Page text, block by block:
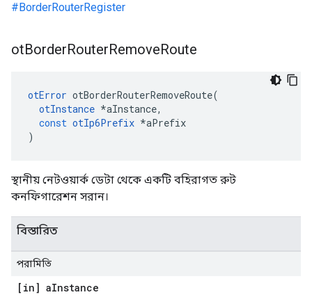
#BorderRouterRegister
otBorderRouterRemoveRoute
otError otBorderRouterRemoveRoute(
otInstance *aInstance,
const otIp6Prefix *aPrefix
)
স্থানীয় নেটওয়ার্ক ডেটা থেকে একটি বহিরাগত রুট
কনফিগারেশন সরান।
বিস্তারিত
পরামিতি
[in] aInstance